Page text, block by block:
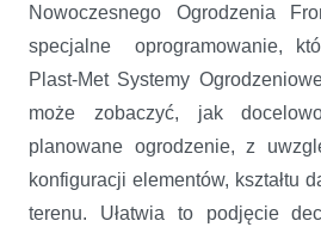
Nowoczesnego Ogrodzenia
specjalne oprogramowanie,
Plast-Met Systemy
może zobaczyć, jak
planowane ogrodzenie, z
konfiguracji elementów, kształtu
terenu. Ułatwia to podjęcie